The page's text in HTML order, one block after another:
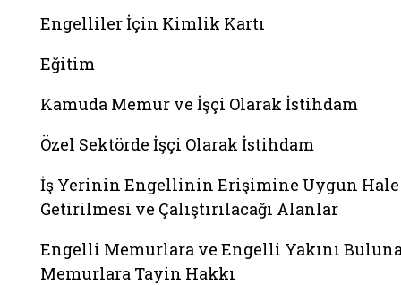
Engelliler İçin Kimlik Kartı
Eğitim
Kamuda Memur ve İşçi Olarak İstihdam
Özel Sektörde İşçi Olarak İstihdam
İş Yerinin Engellinin Erişimine Uygun Hale
Getirilmesi ve Çalıştırılacağı Alanlar
Engelli Memurlara ve Engelli Yakını
Memurlara Tayin Hakkı